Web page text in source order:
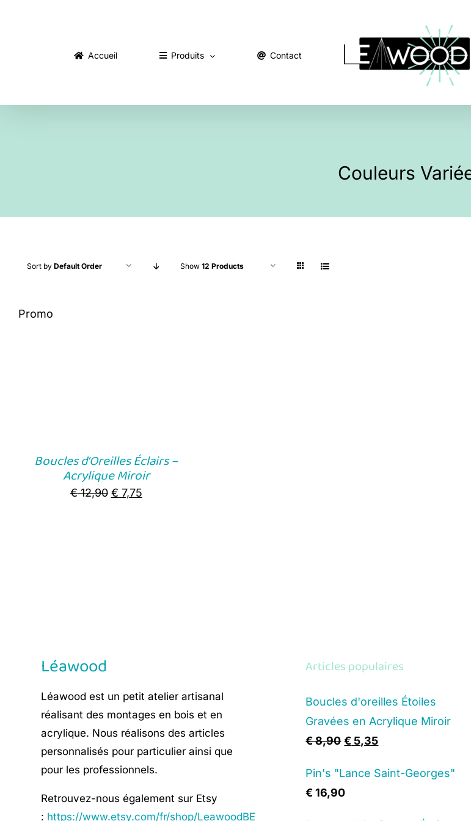
Accueil Produits Contact
Couleurs
Sort by Default Order Show 12 Products
Promo
Boucles d’Oreilles Éclairs –
Acrylique Miroir
€12,90 Original
€ 7,75Current
Léawood
Léawood est un petit atelier artisanal
réalisant des montages en bois et en
acrylique. Nous réalisons des articles
personnalisés pour particulier ainsi que
pour les professionnels.
Retrouvez-nous également sur Etsy
: https://www.etsy.com/fr/shop/LeawoodBE
Articles populaires
Boucles d'oreilles Étoiles
Gravées en Acrylique Miroir
€8,90 Original
was:
€ 8,90.
€ 5,35Current
is:
Pin's "Lance Saint-Georges"
€16,90